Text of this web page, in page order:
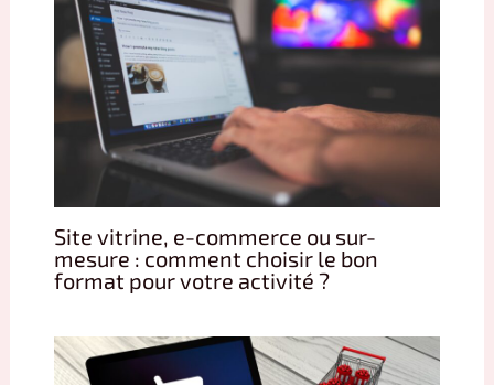
Site vitrine, e-commerce ou sur-
mesure : comment choisir le bon
format pour votre activité ?